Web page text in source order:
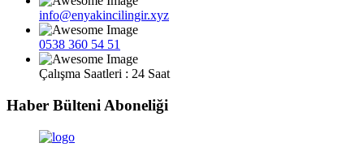
info@enyakincilingir.xyz
0538 360 54 51
Çalışma Saatleri : 24 Saat
Haber Bülteni Aboneliği